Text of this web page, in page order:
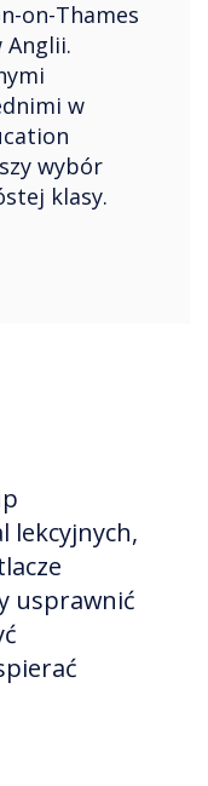
on-Thames
w
wybór
klasy.
lekcyjnych,
usprawnić